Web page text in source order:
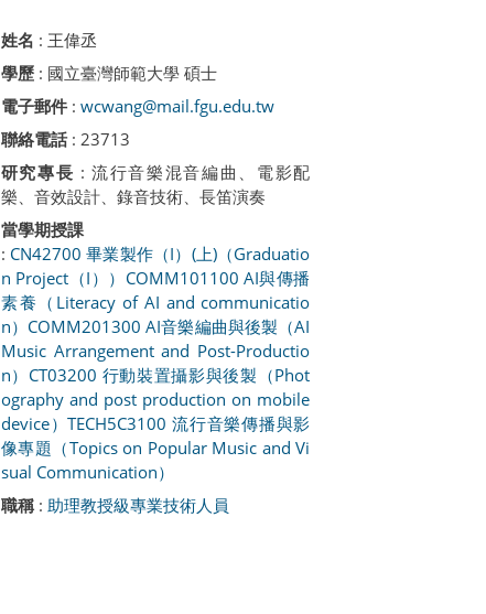
姓名 : 王偉丞
學歷 : 國立臺灣師範大學 碩士
電子郵件 : wcwang@mail.fgu.edu.tw
聯絡電話 : 23713
研究專長 : 流行音樂混音編曲、電影配
樂、音效設計、錄音技術、長笛演奏
當學期授課
: CN42700 畢業製作（I）(上)（Graduatio
n Project（I）） COMM101100 AI與傳播
素養（Literacy of AI and communicatio
n） COMM201300 AI音樂編曲與後製（AI
Music Arrangement and Post-Productio
n） CT03200 行動裝置攝影與後製（Phot
ography and post production on mobile
device）TECH5C3100 流行音樂傳播與影
像專題（Topics on Popular Music and Vi
sual Communication）
職稱 : 助理教授級專業技術人員